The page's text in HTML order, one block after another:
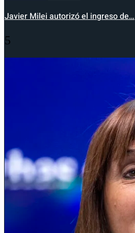
Javier Milei autorizó el ingreso de…
5